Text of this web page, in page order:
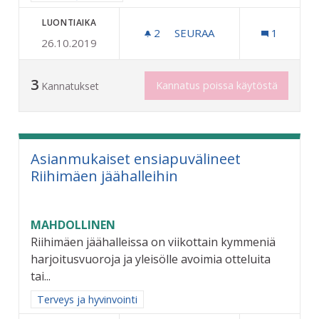
LUONTIAIKA
26.10.2019
2 2 SEURAAJAA
SEURAA 1
3 Kannatukset Kannatus poissa käytöstä
Asianmukaiset ensiapuvälineet
Riihimäen jäähalleihin
MAHDOLLINEN
Riihimäen jäähalleissa on viikottain kymmeniä
harjoitusvuoroja ja yleisölle avoimia otteluita
tai...
Rajaa tulokset aihepiirin mukaan: Terveys ja hyvinvointi
Terveys ja hyvinvointi